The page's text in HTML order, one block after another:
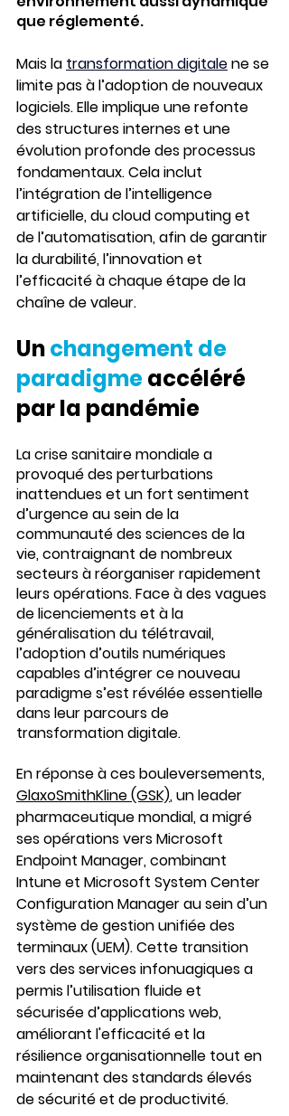
que réglementé.
Mais la transformation digitale ne se
limite pas à l’adoption de nouveaux
logiciels. Elle implique une refonte
des structures internes et une
évolution profonde des processus
fondamentaux. Cela inclut
l’intégration de l’intelligence
artificielle, du cloud computing et
de l’automatisation, afin de garantir
la durabilité, l’innovation et
l’efficacité à chaque étape de la
chaîne de valeur.
Un changement de
paradigme accéléré
par la pandémie
La crise sanitaire mondiale a
provoqué des perturbations
inattendues et un fort sentiment
d’urgence au sein de la
communauté des sciences de la
vie, contraignant de nombreux
secteurs à réorganiser rapidement
leurs opérations. Face à des vagues
de licenciements et à la
généralisation du télétravail,
l’adoption d’outils numériques
capables d’intégrer ce nouveau
paradigme s’est révélée essentielle
dans leur parcours de
transformation digitale.
En réponse à ces bouleversements,
GlaxoSmithKline (GSK), un leader
pharmaceutique mondial, a migré
ses opérations vers Microsoft
Endpoint Manager, combinant
Intune et Microsoft System Center
Configuration Manager au sein d’un
système de gestion unifiée des
terminaux (UEM). Cette transition
vers des services infonuagiques a
permis l’utilisation fluide et
sécurisée d’applications web,
améliorant l'efficacité et la
résilience organisationnelle tout en
maintenant des standards élevés
de sécurité et de productivité.